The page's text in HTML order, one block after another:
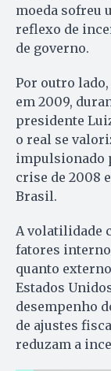
moeda sofreu
reflexo de
de governo.
Por outro
em 2009,
presidente
o real se
impulsionado
crise de 2008
Brasil.
A volatilidade
fatores
quanto
Estados
desempenho
de ajustes
reduzam a